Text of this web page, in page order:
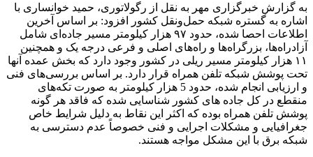
به گزارش خبرگزاری مهر به نقل از رگولاتوری، حمید خوانساری با
اشاره به گستره شبکه حمل‌ونقل کشور افزود: بر اساس آخرین
اطلاعات احصا شده، حدود ۹۷ هزار کیلومتر مسیر جاده‌ای شامل
آزادراه‌ها، بزرگراه‌ها و راه‌های اصلی و فرعی درجه یک و همچنین
۱۱ هزار کیلومتر مسیر ریلی در کشور وجود دارد که بخش عمده آنها
تحت پوشش شبکه تلفن همراه قرار دارد. بر اساس بررسی‌های فنی
و ارزیابی انجام شده، حدود 5 هزار کیلومتر به صورت تکه‌های
منقطع در کل جاده های کشور شناسایی شده که فاقد هر گونه
پوشش تلفن همراه بوده که اکثر این نقاط به دلیل شرایط خاص
جغرافیایی و مشکلات اجرایی و فنی خصوصاً عدم دسترسی به
شبکه برق با این مشکل مواجه هستند.